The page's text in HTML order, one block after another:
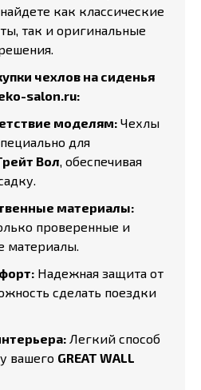
как классические
так и оригинальные
чехлов на сиденья
salon.ru:
моделям: Чехлы
для
Вол, обеспечивая
материалы:
проверенные и
материалы.
Надежная защита от
сделать поездки
Легкий способ
вашего GREAT WALL